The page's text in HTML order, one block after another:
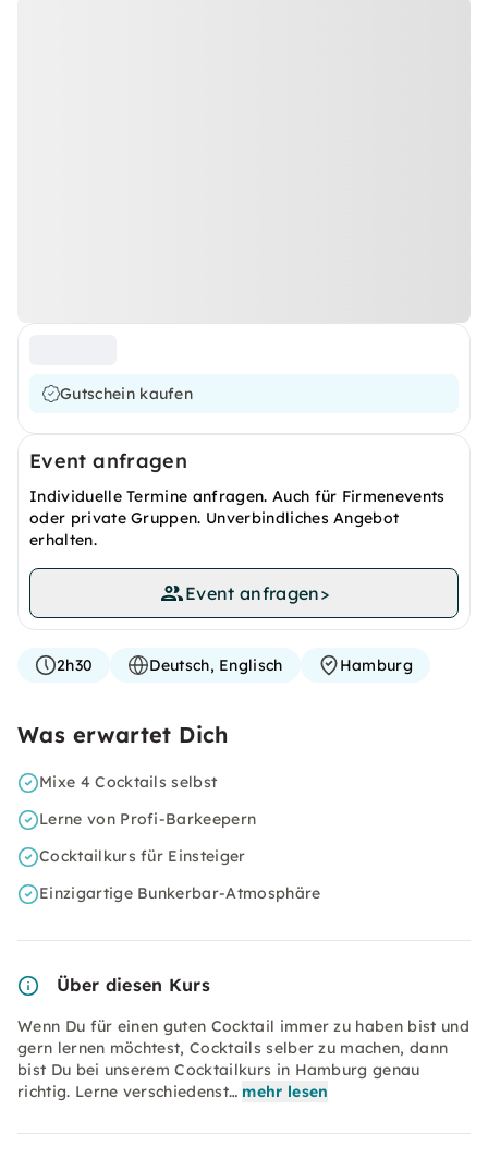
Gutschein kaufen
Event anfragen
Individuelle Termine anfragen. Auch für Firmenevents
oder private Gruppen. Unverbindliches Angebot
erhalten.
Event anfragen>
2h30 Deutsch, Englisch Hamburg
Was erwartet Dich
Mixe 4 Cocktails selbst
Lerne von Profi-Barkeepern
Cocktailkurs für Einsteiger
Einzigartige Bunkerbar-Atmosphäre
Über diesen Kurs
Wenn Du für einen guten Cocktail immer zu haben bist und
gern lernen möchtest, Cocktails selber zu machen, dann
bist Du bei unserem Cocktailkurs in Hamburg genau
richtig. Lerne verschiedenst… mehr lesen